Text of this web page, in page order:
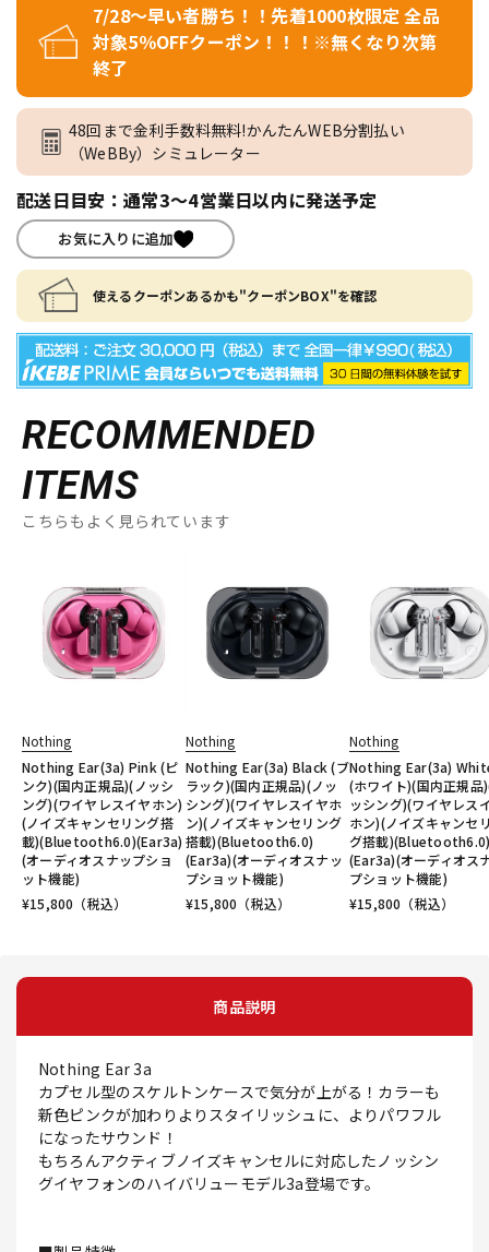
7/28～早い者勝ち！！先着1000枚限定 全品
対象5％OFFクーポン！！！※無くなり次第
終了
48回まで金利手数料無料!かんたんWEB分割払い
（WeBBy）シミュレーター
配送日目安：通常3～4営業日以内に発送予定
お気に入りに追加
使えるクーポンあるかも"クーポンBOX"を確認
RECOMMENDED
ITEMS
こちらもよく見られています
Nothing
Nothing Ear(3a) Pink (ピ
ンク)(国内正規品)(ノッシ
ング)(ワイヤレスイヤホン)
(ノイズキャンセリング搭
載)(Bluetooth6.0)(Ear3a)
(オーディオスナップショ
ット機能)
¥15,800 （税込）
Nothing
Nothing Ear(3a) Black (ブ
ラック)(国内正規品)(ノッ
シング)(ワイヤレスイヤホ
ン)(ノイズキャンセリング
搭載)(Bluetooth6.0)
(Ear3a)(オーディオスナッ
プショット機能)
¥15,800 （税込）
Nothing
Nothing Ear(3a)
(ホワイト)(国内正規品
ッシング)(ワイヤレス
ホン)(ノイズキャンセ
グ搭載
(Ear3a)(オーディオス
プショット機能)
¥15,800 （税込）
商品説明
Nothing Ear 3a
カプセル型のスケルトンケースで気分が上がる！カラーも
新色ピンクが加わりよりスタイリッシュに、よりパワフル
になったサウンド！
もちろんアクティブノイズキャンセルに対応したノッシン
グイヤフォンのハイバリューモデル3a登場です。